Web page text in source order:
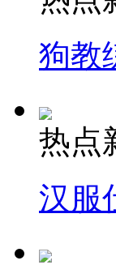
狗教
热点
汉服